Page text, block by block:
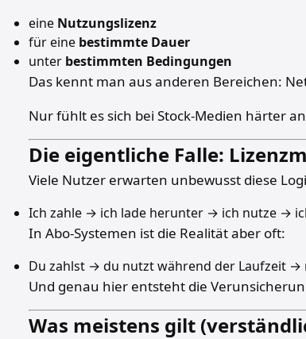
eine Nutzungslizenz
für eine bestimmte Dauer
unter bestimmten Bedingungen
Das kennt man aus anderen Bereichen:
Nur fühlt es sich bei Stock-Medien härter
Die eigentliche Falle:
Viele Nutzer erwarten unbewusst diese
Ich zahle → ich lade herunter → ich nutze →
In Abo-Systemen ist die Realität aber oft:
Du zahlst → du nutzt während der Laufzeit
Und genau hier entsteht die
Was meistens gilt